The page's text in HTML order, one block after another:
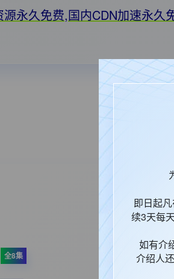
永久免费,国内CDN加速永久
本站
全8集
即日起
续3天每
如有介
介绍人